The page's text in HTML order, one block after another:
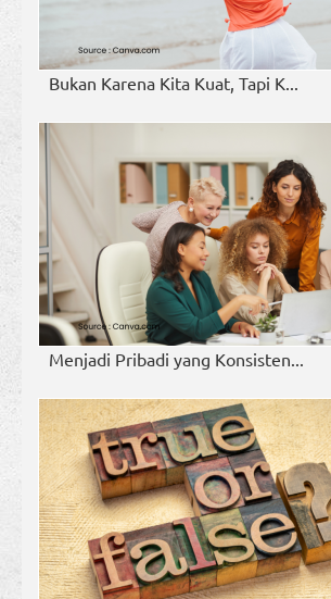
Bukan Karena Kita Kuat, Tapi K...
Menjadi Pribadi yang Konsisten...